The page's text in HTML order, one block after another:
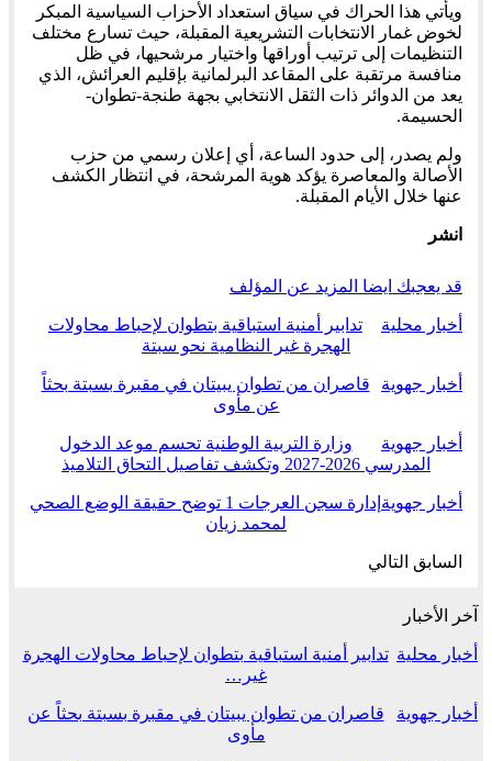
ويأتي هذا الحراك في سياق استعداد الأحزاب السياسية المبكر
لخوض غمار الانتخابات التشريعية المقبلة، حيث تسارع مختلف
التنظيمات إلى ترتيب أوراقها واختيار مرشحيها، في ظل
منافسة مرتقبة على المقاعد البرلمانية بإقليم العرائش، الذي
يعد من الدوائر ذات الثقل الانتخابي بجهة طنجة-تطوان-
الحسيمة.
ولم يصدر، إلى حدود الساعة، أي إعلان رسمي من حزب
الأصالة والمعاصرة يؤكد هوية المرشحة، في انتظار الكشف
عنها خلال الأيام المقبلة.
انشر
قد يعجبك ايضا المزيد عن المؤلف
أخبار محلية
تدابير أمنية استباقية بتطوان لإحباط محاولات
الهجرة غير النظامية نحو سبتة
أخبار جهوية
قاصران من تطوان يبيتان في مقبرة بسبتة بحثاً
عن مأوى
أخبار جهوية
وزارة التربية الوطنية تحسم موعد الدخول
المدرسي 2026-2027 وتكشف تفاصيل التحاق التلاميذ
أخبار جهوية
إدارة سجن العرجات 1 توضح حقيقة الوضع الصحي
لمحمد زيان
السابق التالي
آخر الأخبار
أخبار محلية تدابير أمنية استباقية بتطوان لإحباط محاولات الهجرة
غير…
أخبار جهوية
قاصران من تطوان يبيتان في مقبرة بسبتة بحثاً عن
مأوى